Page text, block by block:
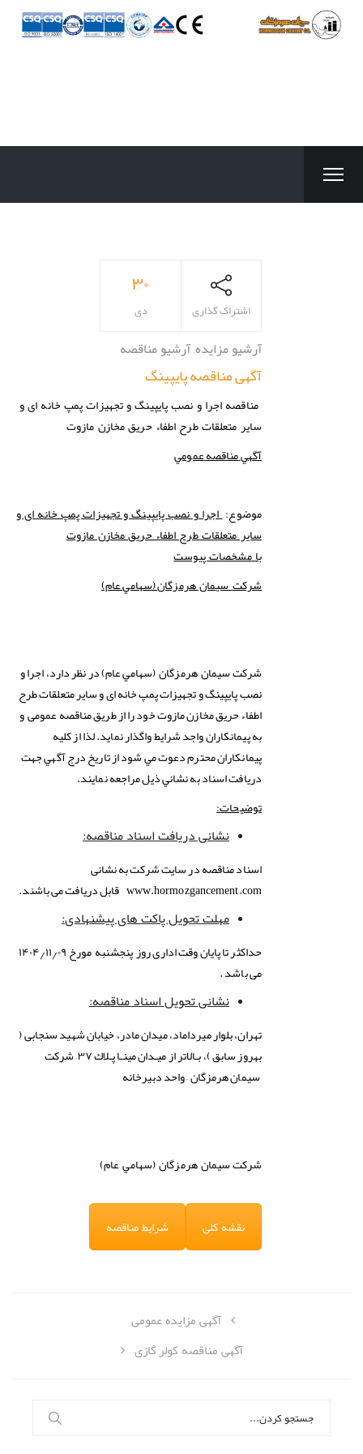
۳۰
دی اشتراک گذاری
آرشیو مزایده آرشیو مناقصه
آگهی مناقصه پایپینگ
مناقصه اجرا و نصب پایپینگ و تجهیزات پمپ خانه ای و
سایر متعلقات طرح اطفاء حریق مخازن مازوت
آگهي مناقصه عمومي
موضوع:
اجرا و نصب پایپینگ و تجهیزات پمپ خانه ای و
سایر متعلقات طرح اطفاء حریق مخازن مازوت
با مشخصات پیوست
شركت سيمان هرمزگان(سهامي عام)
شركت سيمان هرمزگان (سهامي عام) در نظر دارد، اجرا و
نصب پایپینگ و تجهیزات پمپ خانه ای و سایر متعلقات طرح
اطفاء حریق مخازن مازوت خود را از طریق مناقصه عمومی و
به پیمانکاران واجد شرایط واگذار نماید. لذا از كليه
پیمانکاران محترم دعوت مي شود از تاريخ درج آگهي جهت
دريافت اسناد به نشاني ذيل مراجعه نمايند.
توضیحات:
نشانی دریافت اسناد مناقصه:
اسناد مناقصه در سایت شرکت به نشانی
www.hormozgancement.com قابل دریافت می باشند.
مهلت تحویل پاکت های پیشنهادی:
حداکثر تا پایان وقت اداری روز پنجشنبه مورخ ۱۴۰۴٫۱۱٫۰۹
می باشد .
نشانی تحویل اسناد مناقصه:
تهران، بلوار میرداماد، میدان مادر، خیابان شهید سنجابی (
بهروز سابق )، بـالاتر از میـدان مینـا پـلاك ۳۷– شرکت
سیمان هرمزگان – واحد دبیرخانه
شركت سيمان هرمزگان (سهامي عام)
نقشه کلی شرایط مناقصه
آگهی مزایده عمومی
آگهی مناقصه کولر گازی
برای: